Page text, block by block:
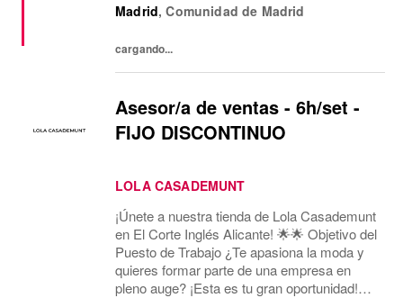
Pepe Jeans London, Hackett, and
Madrid,Comunidad de Madrid
cargando...
Asesor/a de ventas - 6h/set -
FIJO DISCONTINUO
LOLA CASADEMUNT
¡Únete a nuestra tienda de Lola Casademunt
en El Corte Inglés Alicante! 🌟🌟 Objetivo del
Puesto de Trabajo ¿Te apasiona la moda y
quieres formar parte de una empresa en
pleno auge? ¡Esta es tu gran oportunidad!